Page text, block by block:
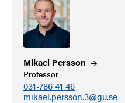
Mikael Persson
Professor
031-786 41 46
mikael.persson.3@gu.se